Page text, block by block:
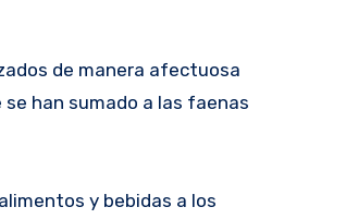
de manera afectuosa
han sumado a las faenas
y bebidas a los